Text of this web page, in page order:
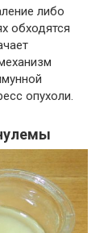
либо
обходятся
опухоли.